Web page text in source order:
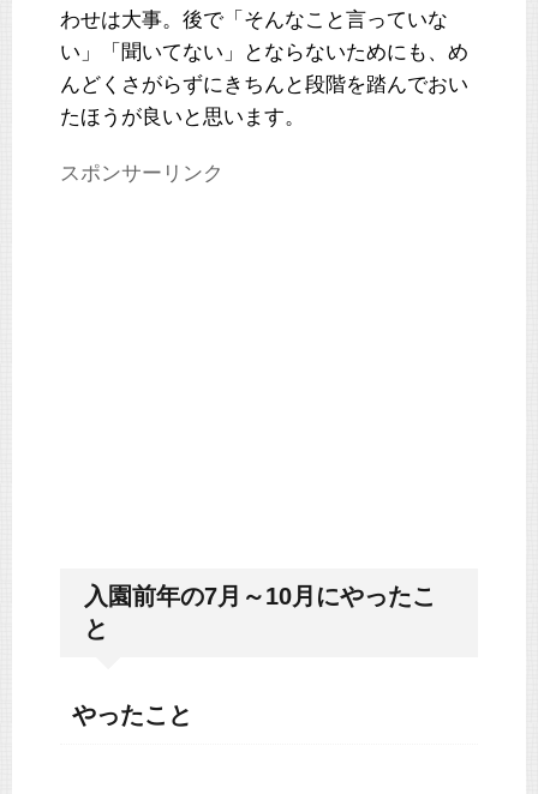
わせは大事。後で「そんなこと言っていな
い」「聞いてない」とならないためにも、め
んどくさがらずにきちんと段階を踏んでおい
たほうが良いと思います。
スポンサーリンク
入園前年の7月～10月にやったこ
と
やったこと